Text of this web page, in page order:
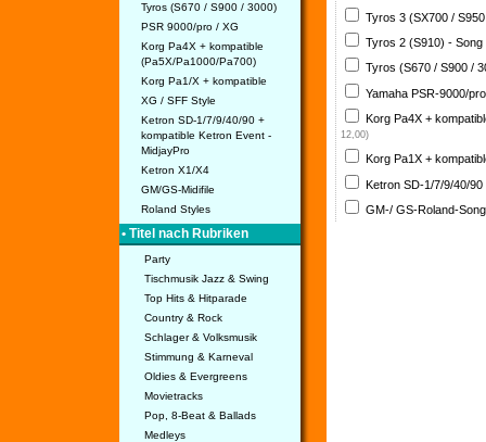
Tyros (S670 / S900 / 3000)
PSR 9000/pro / XG
Korg Pa4X + kompatible
(Pa5X/Pa1000/Pa700)
Korg Pa1/X + kompatible
XG / SFF Style
Ketron SD-1/7/9/40/90 +
kompatible Ketron Event -
MidjayPro
Ketron X1/X4
GM/GS-Midifile
Roland Styles
• Titel nach Rubriken
Party
Tischmusik Jazz & Swing
Top Hits & Hitparade
Country & Rock
Schlager & Volksmusik
Stimmung & Karneval
Oldies & Evergreens
Movietracks
Pop, 8-Beat & Ballads
Medleys
Tyros 3 (SX700 /
Tyros 2 (S910) - Song
Tyros (S670 / S900 /
Yamaha PSR-9000/
Korg Pa4X +
12,00)
Korg Pa1X +
Ketron SD-1/7/9/40/
GM-/ GS-Roland-